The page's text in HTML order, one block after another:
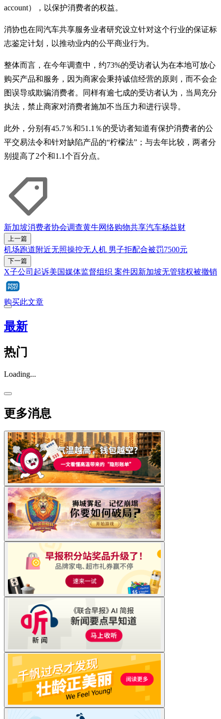
account），以保护消费者的权益。
消协也在同汽车共享服务业者研究设立针对这个行业的保证标
志鉴定计划，以推动业内的公平商业行为。
整体而言，在今年调查中，约73%的受访者认为在本地可放心
购买产品和服务，因为商家会秉持诚信经营的原则，而不会企
图误导或欺骗消费者。同样有逾七成的受访者认为，当局充分
执法，禁止商家对消费者施加不当压力和进行误导。
此外，分别有45.7％和51.1％的受访者知道有保护消费者的公
平交易法令和针对缺陷产品的“柠檬法”；与去年比较，两者分
别提高了2个和1.1个百分点。
新加坡消费者协会调查黄牛网络购物共享汽车杨益财
上一篇
机场跑道附近无照操控无人机 男子拒配合被罚7500元
下一篇
X子公司起诉美国媒体监督组织 案件因新加坡无管辖权被撤销
购买此文章
最新
热门
Loading...
更多消息